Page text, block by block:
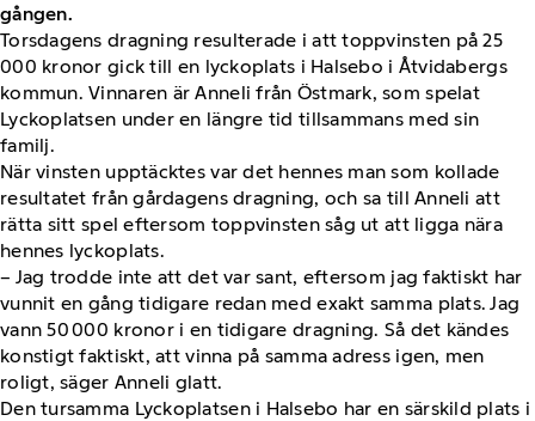
gången.
Torsdagens dragning resulterade i att toppvinsten på 25
000 kronor gick till en lyckoplats i Halsebo i Åtvidabergs
kommun. Vinnaren är Anneli från Östmark, som spelat
Lyckoplatsen under en längre tid tillsammans med sin
familj.
När vinsten upptäcktes var det hennes man som kollade
resultatet från gårdagens dragning, och sa till Anneli att
rätta sitt spel eftersom toppvinsten såg ut att ligga nära
hennes lyckoplats.
– Jag trodde inte att det var sant, eftersom jag faktiskt har
vunnit en gång tidigare redan med exakt samma plats. Jag
vann 50 000 kronor i en tidigare dragning. Så det kändes
konstigt faktiskt, att vinna på samma adress igen, men
roligt, säger Anneli glatt.
Den tursamma Lyckoplatsen i Halsebo har en särskild plats i